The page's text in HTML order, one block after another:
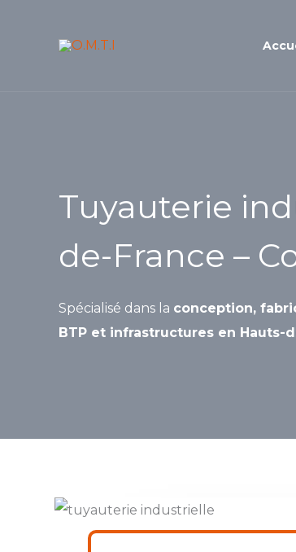
Tuyauterie
de-France –
Spécialisé dans la conception,
BTP et infrastructures en Hauts-